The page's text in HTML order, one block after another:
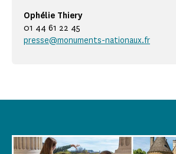
Ophélie Thiery
01 44 61 22 45
presse@monuments-nationaux.fr